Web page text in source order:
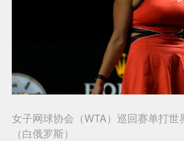
女子网球协会（WTA）巡回赛单打世
（白俄罗斯）